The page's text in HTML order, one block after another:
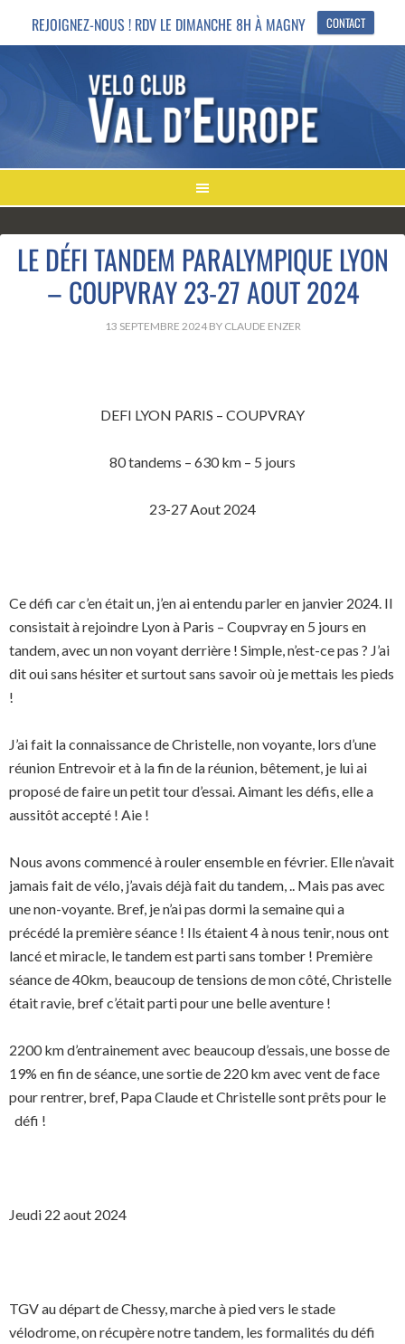
REJOIGNEZ-NOUS ! RDV LE DIMANCHE 8H À MAGNY CONTACT
LE DÉFI TANDEM PARALYMPIQUE LYON
– COUPVRAY 23-27 AOUT 2024
13 SEPTEMBRE 2024BY CLAUDE ENZER
DEFI LYON PARIS – COUPVRAY
80 tandems – 630 km – 5 jours
23-27 Aout 2024
Ce défi car c’en était un, j’en ai entendu parler en janvier 2024. Il
consistait à rejoindre Lyon à Paris – Coupvray en 5 jours en
tandem, avec un non voyant derrière ! Simple, n’est-ce pas ? J’ai
dit oui sans hésiter et surtout sans savoir où je mettais les pieds
!
J’ai fait la connaissance de Christelle, non voyante, lors d’une
réunion Entrevoir et à la fin de la réunion, bêtement, je lui ai
proposé de faire un petit tour d’essai. Aimant les défis, elle a
aussitôt accepté ! Aie !
Nous avons commencé à rouler ensemble en février. Elle n’avait
jamais fait de vélo, j’avais déjà fait du tandem, .. Mais pas avec
une non-voyante. Bref, je n’ai pas dormi la semaine qui a
précédé la première séance ! Ils étaient 4 à nous tenir, nous ont
lancé et miracle, le tandem est parti sans tomber ! Première
séance de 40km, beaucoup de tensions de mon côté, Christelle
était ravie, bref c’était parti pour une belle aventure !
2200 km d’entrainement avec beaucoup d’essais, une bosse de
19% en fin de séance, une sortie de 220 km avec vent de face
pour rentrer, bref, Papa Claude et Christelle sont prêts pour le
défi !
Jeudi 22 aout 2024
TGV au départ de Chessy, marche à pied vers le stade
vélodrome, on récupère notre tandem, les formalités du défi